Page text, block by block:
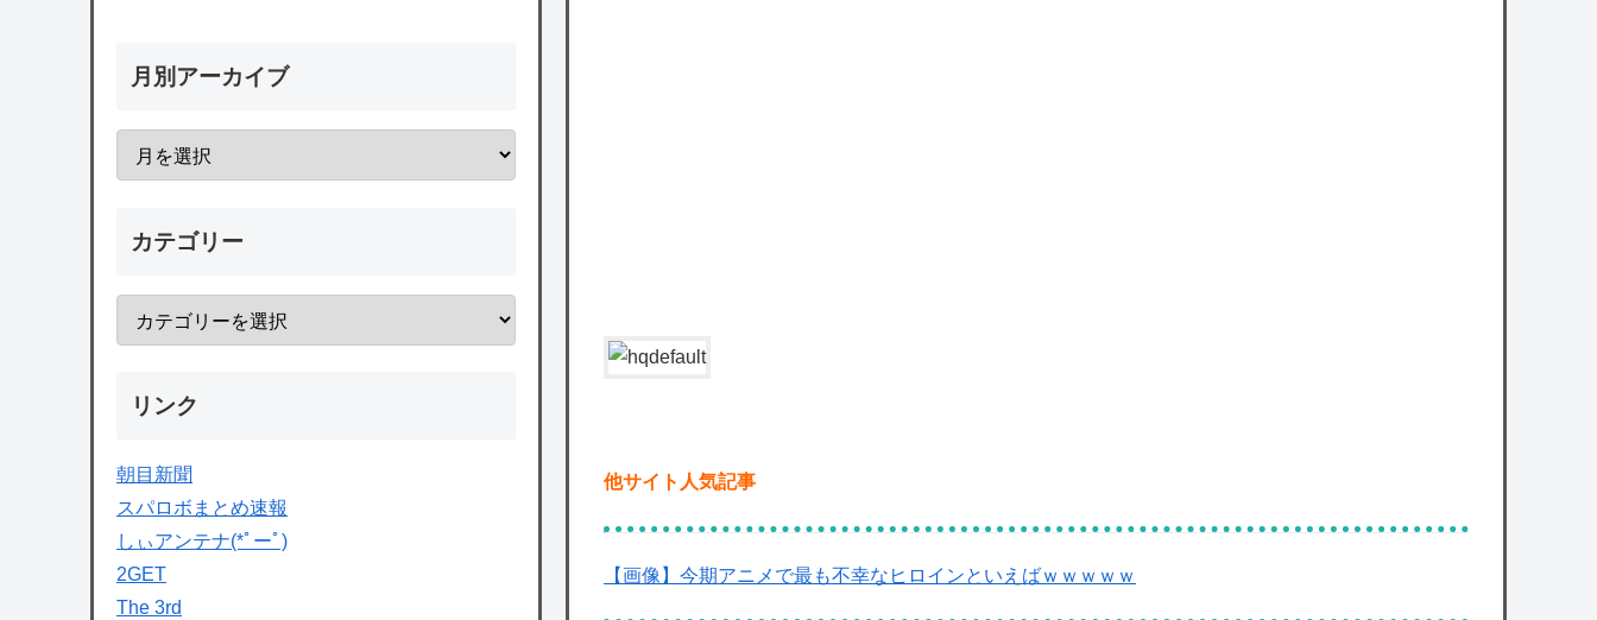
でやる隊はそれぞれどの位いるんだろうか特
他サイト人気記事
【画像】今期アニメで最も不幸なヒロインといえばｗｗｗｗｗ
月別アーカイブ
カテゴリー
リンク
朝目新聞
スパロボまとめ速報
しぃアンテナ(*ﾟーﾟ)
2GET
The 3rd